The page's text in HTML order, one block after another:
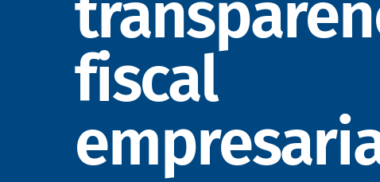
fiscal